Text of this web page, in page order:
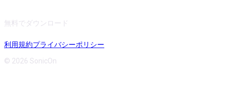
無料でダウンロード
利用規約プライバシーポリシー
© 2026 SonicOn